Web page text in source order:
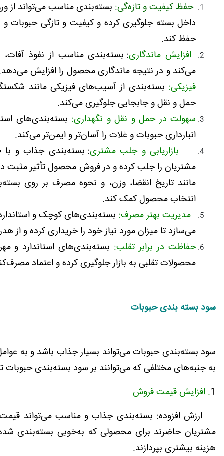
حفظ کیفیت و تازه‌گی: بسته‌بندی مناسب می‌تواند از
داخل بسته جلوگیری کرده و کیفیت و تازگی حبوبات
حفظ کند.
افزایش ماندگاری: بسته‌بندی مناسب از نفوذ آفات،
می‌کند و در نتیجه ماندگاری محصول را افزایش
فیزیکی: بسته‌بندی از آسیب‌های فیزیکی مانند
حمل و نقل و جابجایی جلوگیری می‌کند.
سهولت در حمل و نقل و نگهداری: بسته‌بندی‌های
انبارداری حبوبات و غلات را آسان‌تر و ایمن‌تر می‌کند.
بازاریابی و جلب مشتری: بسته‌بندی جذاب و با
مشتریان را جلب کرده و در فروش محصول تأثیر مثبت
مانند تاریخ انقضا، وزن، و نحوه مصرف بر روی
انتخاب محصول کمک کند.
مدیریت بهتر مصرف: بسته‌بندی‌های کوچک و
می‌سازد تا میزان مورد نیاز خود را خریداری کرده و از
حفاظت در برابر تقلب: بسته‌بندی‌های استاندارد و
محصولات تقلبی به بازار جلوگیری کرده و اعتماد
سود بسته بندی حبوبات
سود بسته‌بندی حبوبات می‌تواند بسیار جذاب باشد و به
به جنبه‌های مختلفی که می‌توانند بر سود بسته‌بندی حبوبات
1. افزایش قیمت فروش
ارزش افزوده: بسته‌بندی جذاب و مناسب می‌تواند
مشتریان حاضرند برای محصولی که به‌خوبی بسته‌بندی شده
هزینه بیشتری بپردازند.